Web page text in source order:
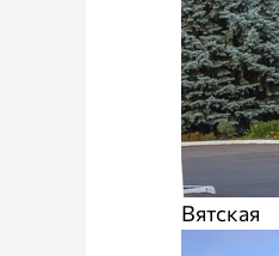
Вятская